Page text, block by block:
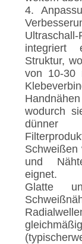
4.
Ultraschall-
integriert
Struktur,
von 10-30
wodurch
Schweißen
und
eignet.
Glatte